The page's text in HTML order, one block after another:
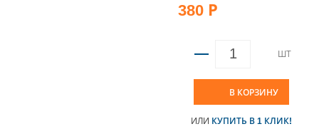
380 Р
ШТ
В КОРЗИНУ
ИЛИ КУПИТЬ В 1 КЛИК!